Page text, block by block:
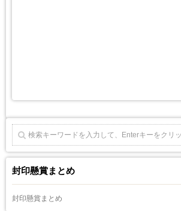
封印懸賞まとめ
封印懸賞まとめ